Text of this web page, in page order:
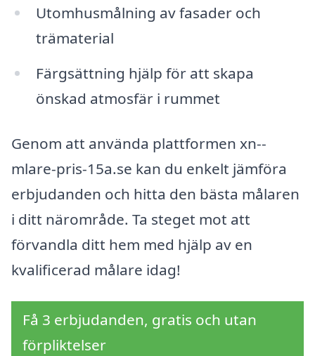
Utomhusmålning av fasader och
trämaterial
Färgsättning hjälp för att skapa
önskad atmosfär i rummet
Genom att använda plattformen xn--
mlare-pris-15a.se kan du enkelt jämföra
erbjudanden och hitta den bästa målaren
i ditt närområde. Ta steget mot att
förvandla ditt hem med hjälp av en
kvalificerad målare idag!
Få 3 erbjudanden, gratis och utan
förpliktelser